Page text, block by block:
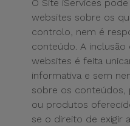
O Site iServices
websites sobre os
controlo, nem é
conteúdo. A
websites é feita
informativa e sem
sobre os conteúdos,
ou produtos
se o direito de exigir